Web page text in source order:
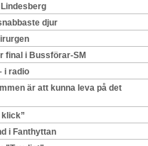
djur
final i Bussförar-SM
i radio
är att kunna leva på det
i Fanthyttan